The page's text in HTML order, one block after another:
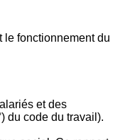
le fonctionnement du
et des
du code du travail).